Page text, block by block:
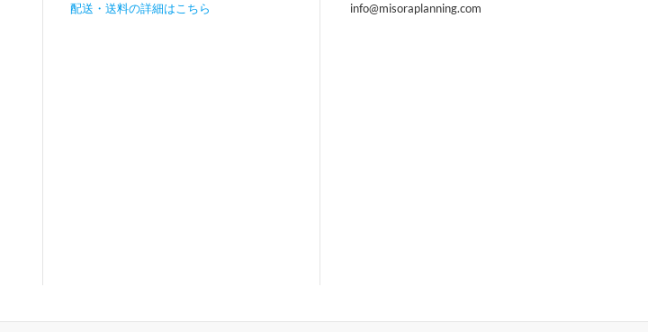
配送・送料の詳細はこちら
info@misoraplanning.com